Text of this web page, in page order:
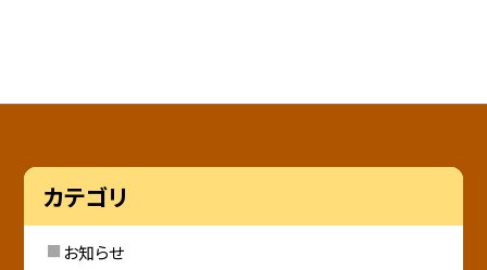
カテゴリ
お知らせ